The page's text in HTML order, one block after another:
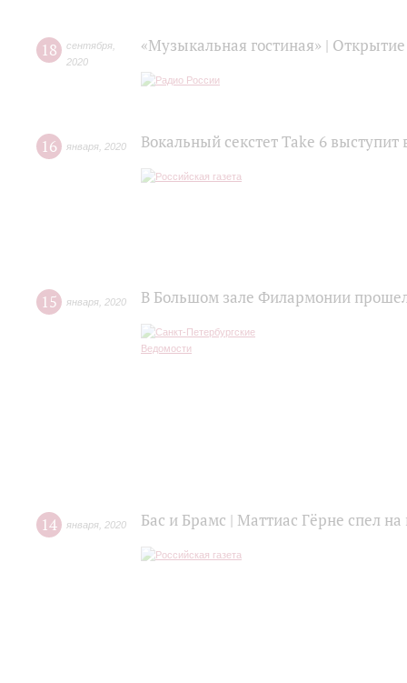
18 сентября
2020
«Музыкальная гостиная» |
16 января 2020 Вокальный секстет Take 6 выступит
15 января 2020 В Большом зале Филармонии
14 января 2020 Бас и Брамс | Маттиас Гёрне спел